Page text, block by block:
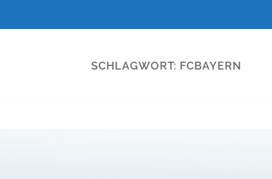
SCHLAGWORT: FCBAYERN